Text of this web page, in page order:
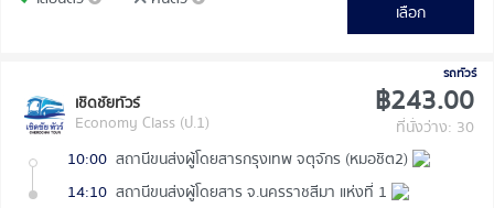
เลือก
รถทัวร์
เชิดชัยทัวร์
Economy Class (ป.1)
฿243.00
ที่นั่งว่าง: 30
10:00 สถานีขนส่งผู้โดยสารกรุงเทพ จตุจักร (หมอชิต2)
14:10 สถานีขนส่งผู้โดยสาร จ.นครราชสีมา แห่งที่ 1